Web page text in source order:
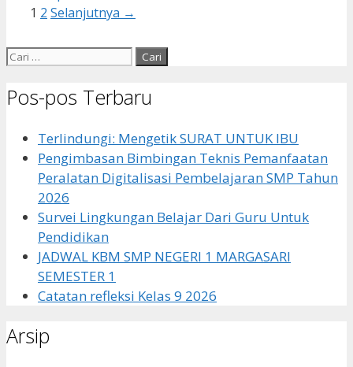
Halaman
1 Halaman
2 Selanjutnya →
Cari
Pos-pos Terbaru
Terlindungi: Mengetik SURAT UNTUK IBU
Pengimbasan Bimbingan Teknis Pemanfaatan
Peralatan Digitalisasi Pembelajaran SMP Tahun
2026
Survei Lingkungan Belajar Dari Guru Untuk
Pendidikan
JADWAL KBM SMP NEGERI 1 MARGASARI
SEMESTER 1
Catatan refleksi Kelas 9 2026
Arsip